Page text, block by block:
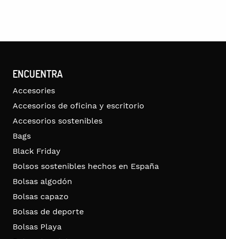
ENCUENTRA
Accesories
Accesorios de oficina y escritorio
Accesorios sostenibles
Bags
Black Friday
Bolsos sostenibles hechos en España
Bolsas algodón
Bolsas capazo
Bolsas de deporte
Bolsas Playa